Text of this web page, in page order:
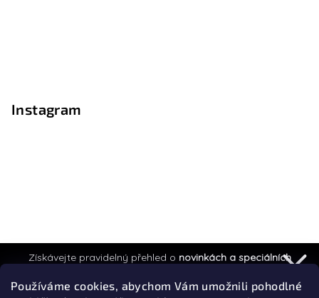
Používáme cookies, abychom Vám umožnili pohodlné
Instagram
Získávejte pravidelný přehled o novinkách a speciálních